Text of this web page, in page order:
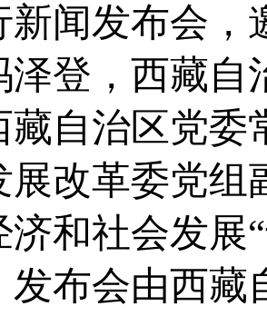
新闻发布会，
泽登，西藏
藏自治区党委
展改革委党组
济和社会发展
发布会由西藏